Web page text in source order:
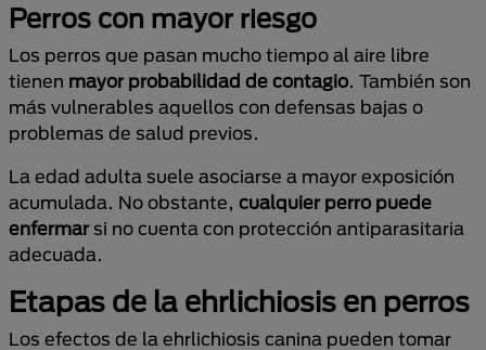
Perros con mayor riesgo
Los perros que pasan mucho tiempo al aire libre
tienen mayor probabilidad de contagio. También son
más vulnerables aquellos con defensas bajas o
problemas de salud previos.
La edad adulta suele asociarse a mayor exposición
acumulada. No obstante, cualquier perro puede
enfermarsi no cuenta con protección antiparasitaria
adecuada.
Etapas de la ehrlichiosis en perros
Los efectos de la ehrlichiosis canina pueden tomar